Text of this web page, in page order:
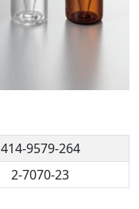
414-9579-264
2-7070-23